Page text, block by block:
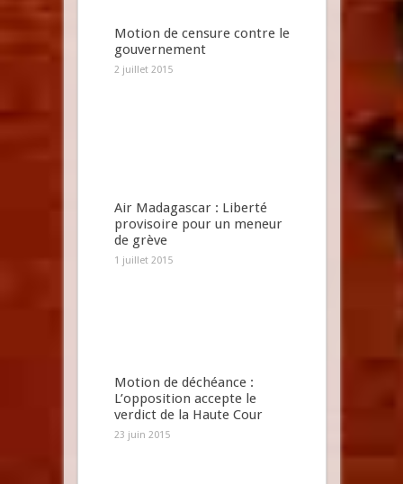
Motion de censure contre le
gouvernement
2 juillet 2015
Air Madagascar : Liberté
provisoire pour un meneur
de grève
1 juillet 2015
Motion de déchéance :
L’opposition accepte le
verdict de la Haute Cour
23 juin 2015